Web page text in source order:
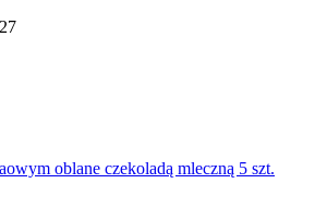
oblane czekoladą mleczną 5 szt.